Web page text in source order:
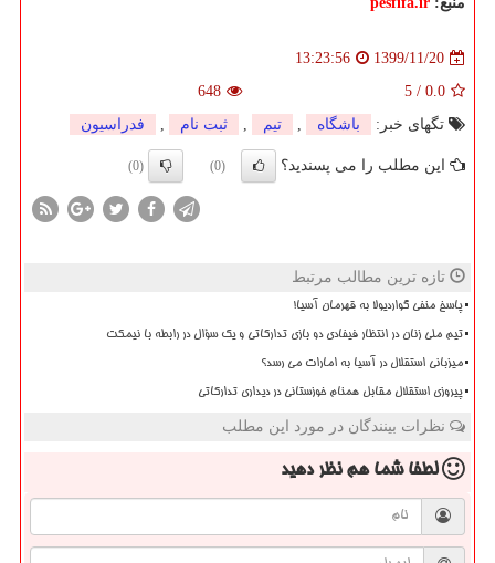
1399/11/20
13:23:56
0.0
/
5
648
تگهای خبر:
باشگاه , تیم , ثبت نام , فدراسیون
این مطلب را می پسندید؟ (0)
(0)
تازه ترین مطالب مرتبط
پاسخ منفی گواردیولا به قهرمان آسیا!
تیم ملی زنان در انتظار فیفادی دو بازی تدارکاتی و یک سؤال در رابطه با نیمکت
میزبانی استقلال در آسیا به امارات می رسد؟
پیروزی استقلال مقابل همنام خوزستانی در دیداری تدارکاتی
نظرات بینندگان در مورد این مطلب
لطفا شما همنظر دهید